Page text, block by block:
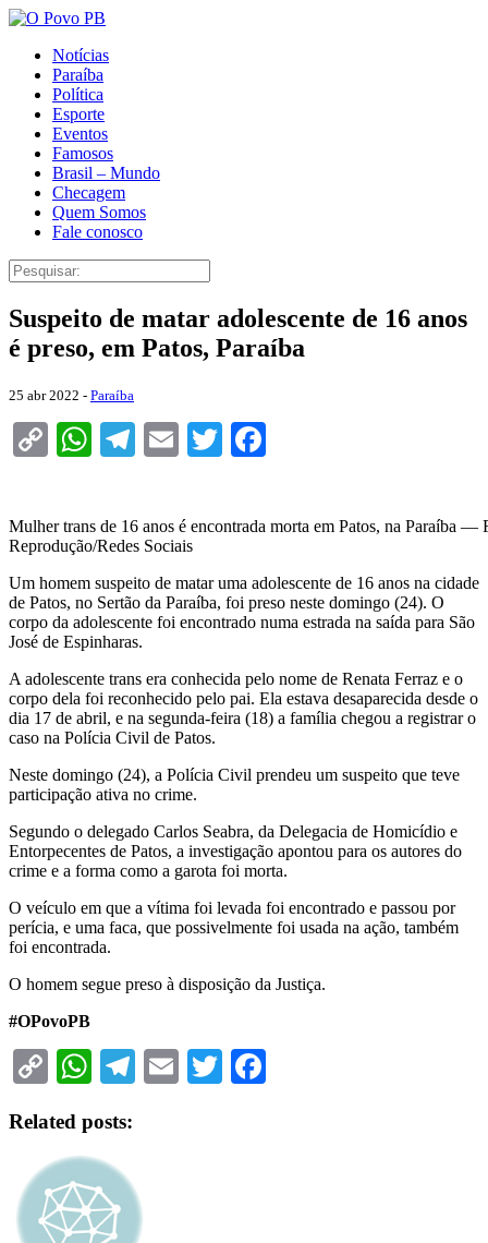
Notícias
Paraíba
Política
Esporte
Eventos
Famosos
Brasil – Mundo
Checagem
Quem Somos
Fale conosco
Suspeito de matar adolescente de 16 anos
é preso, em Patos, Paraíba
25 abr 2022 - Paraíba
CopyWhatsApp
Telegram
EmailTwitter
Mulher trans de 16 anos é encontrada morta em Patos, na Paraíba —
Reprodução/Redes Sociais
Um homem suspeito de matar uma adolescente de 16 anos na cidade
de Patos, no Sertão da Paraíba, foi preso neste domingo (24). O
corpo da adolescente foi encontrado numa estrada na saída para São
José de Espinharas.
A adolescente trans era conhecida pelo nome de Renata Ferraz e o
corpo dela foi reconhecido pelo pai. Ela estava desaparecida desde o
dia 17 de abril, e na segunda-feira (18) a família chegou a registrar o
caso na Polícia Civil de Patos.
Neste domingo (24), a Polícia Civil prendeu um suspeito que teve
participação ativa no crime.
Segundo o delegado Carlos Seabra, da Delegacia de Homicídio e
Entorpecentes de Patos, a investigação apontou para os autores do
crime e a forma como a garota foi morta.
O veículo em que a vítima foi levada foi encontrado e passou por
perícia, e uma faca, que possivelmente foi usada na ação, também
foi encontrada.
O homem segue preso à disposição da Justiça.
#OPovoPB
CopyWhatsApp
Telegram
EmailTwitter
Related posts: